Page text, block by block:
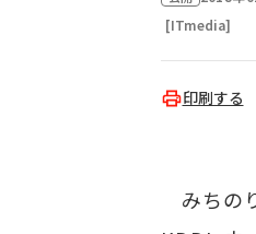
[ITmedia]
印刷する
みちの